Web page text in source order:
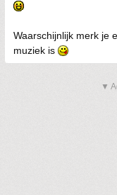
Waarschijnlijk merk je
muziek is
▼